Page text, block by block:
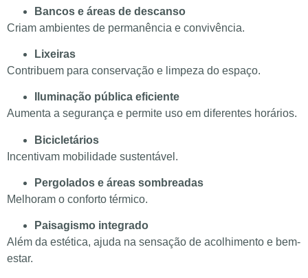
Bancos e áreas de descanso
Criam ambientes de permanência e convivência.
Lixeiras
Contribuem para conservação e limpeza do espaço.
Iluminação pública eficiente
Aumenta a segurança e permite uso em diferentes horários.
Bicicletários
Incentivam mobilidade sustentável.
Pergolados e áreas sombreadas
Melhoram o conforto térmico.
Paisagismo integrado
Além da estética, ajuda na sensação de acolhimento e bem-
estar.